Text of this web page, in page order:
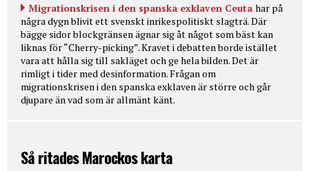
Migrationskrisen i den spanska exklaven Ceuta har på
några dygn blivit ett svenskt inrikespolitiskt slagträ. Där
bägge sidor blockgränsen ägnar sig åt något som bäst kan
liknas för “Cherry-picking”. Kravet i debatten borde istället
vara att hålla sig till sakläget och ge hela bilden. Det är
rimligt i tider med desinformation. Frågan om
migrationskrisen i den spanska exklaven är större och går
djupare än vad som är allmänt känt.
Så ritades Marockos karta